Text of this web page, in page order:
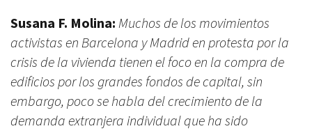
Susana F. Molina: Muchos de los movimientos
activistas en Barcelona y Madrid en protesta por la
crisis de la vivienda tienen el foco en la compra de
edificios por los grandes fondos de capital, sin
embargo, poco se habla del crecimiento de la
demanda extranjera individual que ha sido